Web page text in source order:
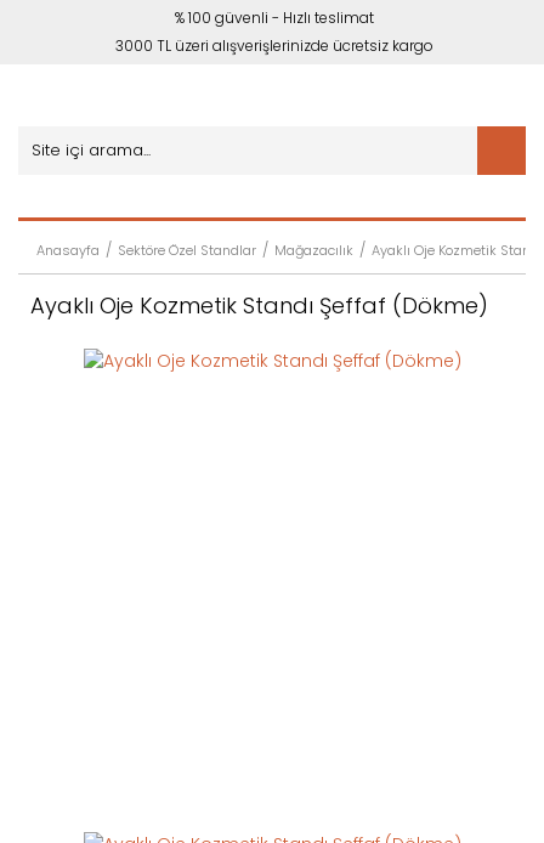
% 100 güvenli - Hızlı teslimat
3000 TL üzeri alışverişlerinizde ücretsiz kargo
Anasayfa Sektöre Özel Standlar Mağazacılık Ayaklı Oje Kozmetik
Ayaklı Oje Kozmetik Standı Şeffaf (Dökme)